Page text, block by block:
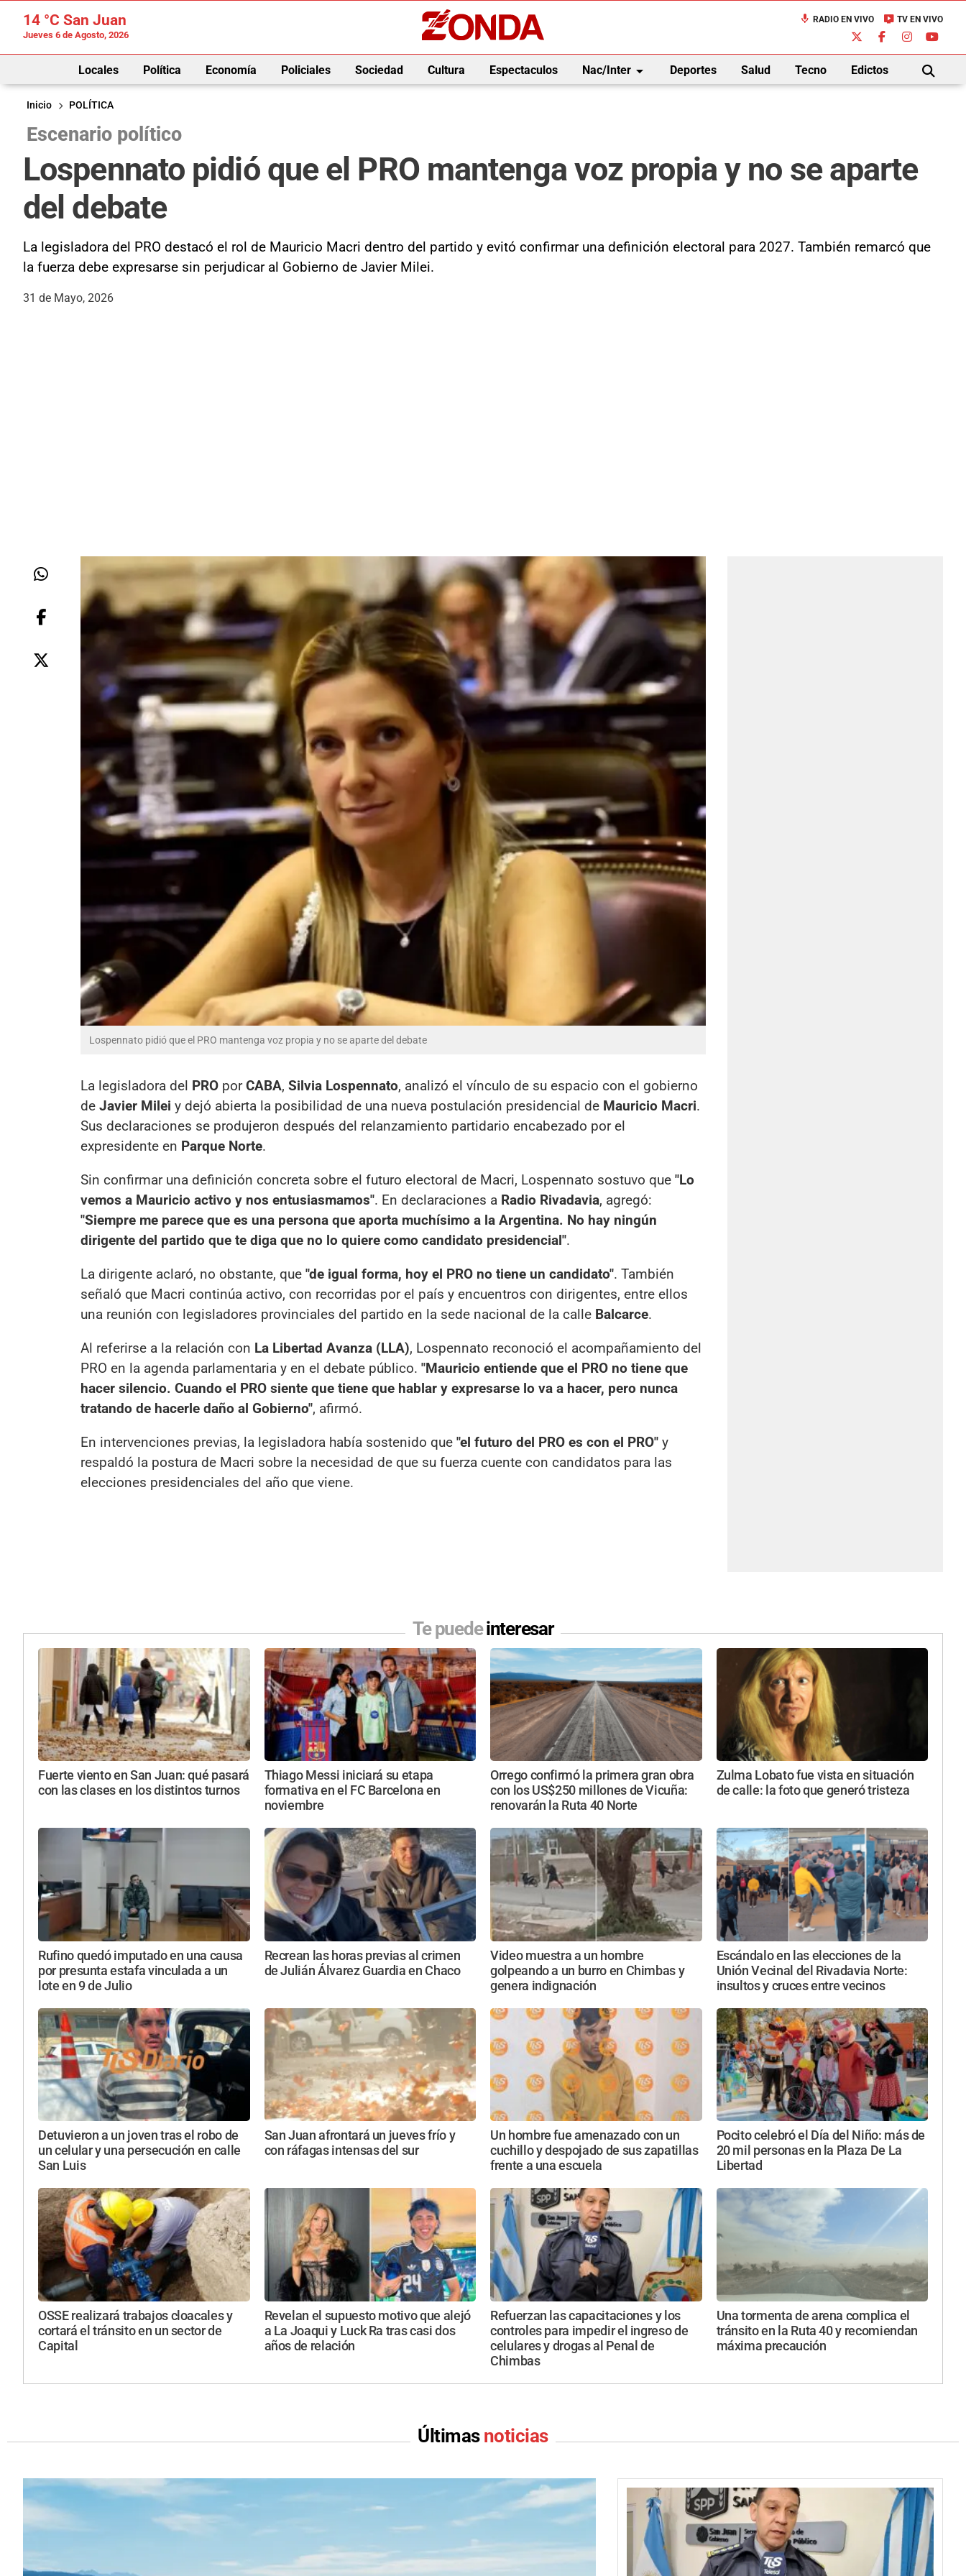
14 °C San Juan
Jueves 6 de Agosto, 2026
mic RADIO EN VIVO live_tv TV EN VIVO
Locales Política Economía Policiales Sociedad Cultura Espectaculos Nac/Interarrow_drop_down Deportes Salud Tecno Edictos
BUSCAR
Inicio
POLÍTICA
Escenario político
Lospennato pidió que el PRO mantenga voz propia y no se aparte
del debate
La legisladora del PRO destacó el rol de Mauricio Macri dentro del partido y evitó confirmar una definición electoral para 2027. También remarcó que
la fuerza debe expresarse sin perjudicar al Gobierno de Javier Milei.
31 de Mayo, 2026
Lospennato pidió que el PRO mantenga voz propia y no se aparte del debate
La legisladora del PRO porCABA, Silvia Lospennato, analizó el vínculo de su espacio con el gobierno
de Javier Milei y dejó abierta la posibilidad de una nueva postulación presidencial de Mauricio Macri.
Sus declaraciones se produjeron después del relanzamiento partidario encabezado por el
expresidente en Parque Norte.
Sin confirmar una definición concreta sobre el futuro electoral de Macri, Lospennato sostuvo que "Lo
vemos a Mauricio activo y nos entusiasmamos". En declaraciones a Radio Rivadavia, agregó:
"Siempre me parece que es una persona que aporta muchísimo a la Argentina. No hay ningún
dirigente del partido que te diga que no lo quiere como candidato presidencial".
La dirigente aclaró, no obstante, que "de igual forma, hoy el PRO no tiene un candidato". También
señaló que Macri continúa activo, con recorridas por el país y encuentros con dirigentes, entre ellos
una reunión con legisladores provinciales del partido en la sede nacional de la calle Balcarce.
Al referirse a la relación con La Libertad Avanza (LLA), Lospennato reconoció el acompañamiento del
PRO en la agenda parlamentaria y en el debate público. "Mauricio entiende que el PRO no tiene que
hacer silencio. Cuando el PRO siente que tiene que hablar y expresarse lo va a hacer, pero nunca
tratando de hacerle daño al Gobierno", afirmó.
En intervenciones previas, la legisladora había sostenido que "el futuro del PRO es con el PRO" y
respaldó la postura de Macri sobre la necesidad de que su fuerza cuente con candidatos para las
elecciones presidenciales del año que viene.
Te puedeinteresar
Fuerte viento en San Juan: qué pasará
con las clases en los distintos turnos
Thiago Messi iniciará su etapa
formativa en el FC Barcelona en
noviembre
Orrego confirmó la primera gran obra
con los US$250 millones de Vicuña:
renovarán la Ruta 40 Norte
Zulma Lobato fue vista en situación
de calle: la foto que generó tristeza
Rufino quedó imputado en una causa
por presunta estafa vinculada a un
lote en 9 de Julio
Recrean las horas previas al crimen
de Julián Álvarez Guardia en Chaco
Video muestra a un hombre
golpeando a un burro en Chimbas y
genera indignación
Escándalo en las elecciones de la
Unión Vecinal del Rivadavia Norte:
insultos y cruces entre vecinos
Detuvieron a un joven tras el robo de
un celular y una persecución en calle
San Luis
San Juan afrontará un jueves frío y
con ráfagas intensas del sur
Un hombre fue amenazado con un
cuchillo y despojado de sus zapatillas
frente a una escuela
Pocito celebró el Día del Niño: más de
20 mil personas en la Plaza De La
Libertad
OSSE realizará trabajos cloacales y
cortará el tránsito en un sector de
Capital
Revelan el supuesto motivo que alejó
a La Joaqui y Luck Ra tras casi dos
años de relación
Refuerzan las capacitaciones y los
controles para impedir el ingreso de
celulares y drogas al Penal de
Chimbas
Una tormenta de arena complica el
tránsito en la Ruta 40 y recomiendan
máxima precaución
Últimas noticias